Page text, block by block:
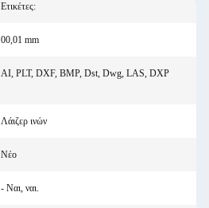
Ετικέτες:
00,01 mm
AI, PLT, DXF, BMP, Dst, Dwg, LAS, DXP
Λάιζερ ινών
Νέο
- Ναι, ναι.